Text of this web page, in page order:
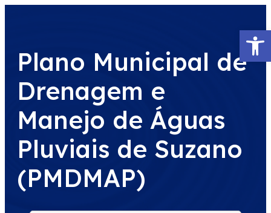
Abrir
Plano Municipal de
Drenagem e
Manejo de Águas
Pluviais de Suzano
(PMDMAP)